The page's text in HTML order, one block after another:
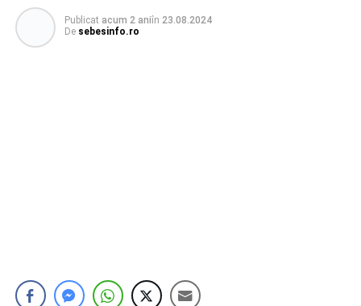
Publicat acum 2 aniîn 23.08.2024
De sebesinfo.ro